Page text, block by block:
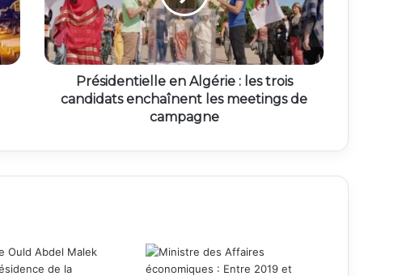
Présidentielle en Algérie : les trois
candidats enchaînent les meetings de
campagne